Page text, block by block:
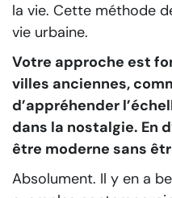
la vie. Cette méthode
vie urbaine.
Votre approche est
villes anciennes,
d’appréhender
dans la nostalgie. En
être moderne sans
Absolument. Il y en a